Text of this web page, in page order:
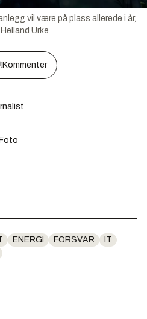
vil være på plass allerede i år,
Helland Urke
Kommenter
ENERGI FORSVAR
IT